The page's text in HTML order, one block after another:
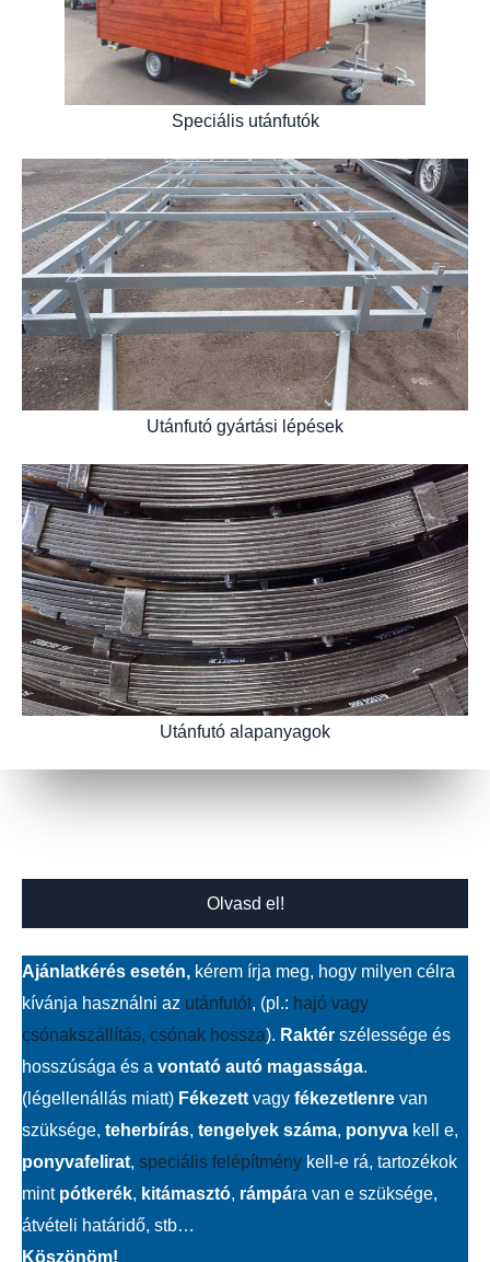
Speciális utánfutók
Utánfutó gyártási lépések
Utánfutó alapanyagok
Olvasd el!
Ajánlatkérés esetén, kérem írja meg, hogy milyen célra
kívánja használni az utánfutót, (pl.: hajó vagy
csónakszállítás, csónak hossza). Raktér szélessége és
hosszúsága és a vontató autó magassága.
(légellenállás miatt) Fékezett vagy fékezetlenre van
szüksége, teherbírás, tengelyek száma, ponyva kell e,
ponyvafelirat, speciális felépítmény kell-e rá, tartozékok
mint pótkerék, kitámasztó, rámpára van e szüksége,
átvételi határidő, stb…
Köszönöm!